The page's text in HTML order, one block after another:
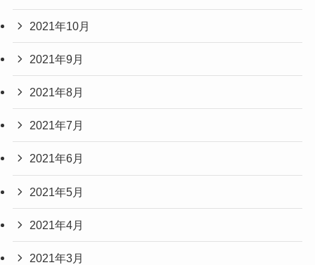
2021年10月
2021年9月
2021年8月
2021年7月
2021年6月
2021年5月
2021年4月
2021年3月